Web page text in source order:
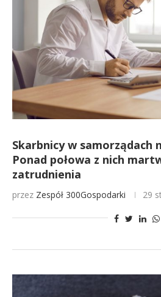
Skarbnicy w samorządach
Ponad połowa z nich
zatrudnienia
przez Zespół 300Gospodarki 29